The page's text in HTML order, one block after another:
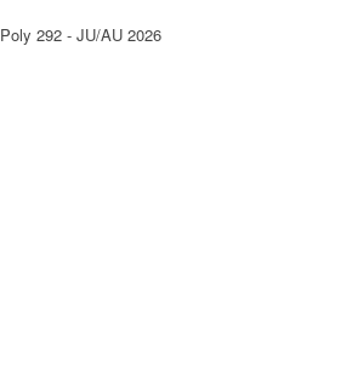
Poly 292 - JU/AU 2026